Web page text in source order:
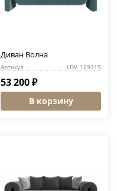
Диван Волна
Артикул LDV_129315
53 200 ₽
В корзину